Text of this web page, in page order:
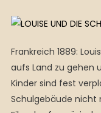
Frankreich 1889:
aufs Land zu gehen
Kinder sind fest
Schulgebäude nicht